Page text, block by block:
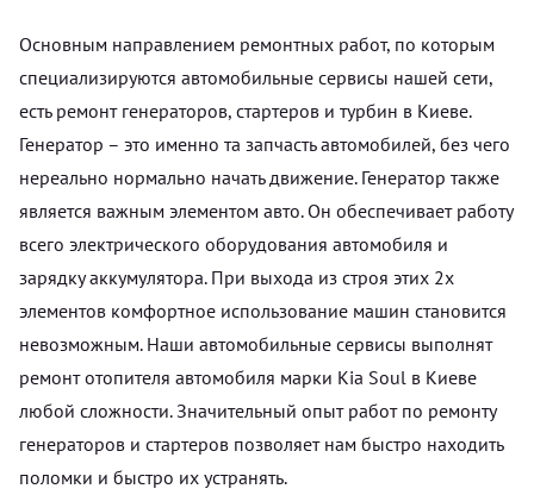
Основным направлением ремонтных работ, по которым
специализируются автомобильные сервисы нашей сети,
есть ремонт генераторов, стартеров и турбин в Киеве.
Генератор – это именно та запчасть автомобилей, без чего
нереально нормально начать движение. Генератор также
является важным элементом авто. Он обеспечивает работу
всего электрического оборудования автомобиля и
зарядку аккумулятора. При выхода из строя этих 2х
элементов комфортное использование машин становится
невозможным. Наши автомобильные сервисы выполнят
ремонт отопителя автомобиля марки Kia Soul в Киеве
любой сложности. Значительный опыт работ по ремонту
генераторов и стартеров позволяет нам быстро находить
поломки и быстро их устранять.